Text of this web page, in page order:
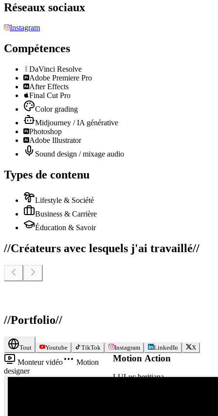
Réseaux sociaux
Instagram
Compétences
DaVinci Resolve
Adobe Premiere Pro
After Effects
Final Cut Pro
Color grading
Midjourney / IA générative
Photoshop
Adobe Illustrator
Sound design / mixage audio
Types de contenu
Lifestyle & Société
Business & Carrière
Éducation & Savoir
//Créateurs avec lesquels j'ai travaillé//
//Portfolio//
Tout Youtube TikTok Instagram LinkedIn X
Monteur vidéo
Motion
designer
Motion Action
LULuc heritiana